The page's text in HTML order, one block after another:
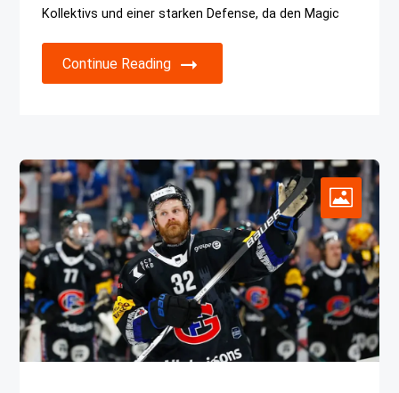
Kollektivs und einer starken Defense, da den Magic
Continue Reading